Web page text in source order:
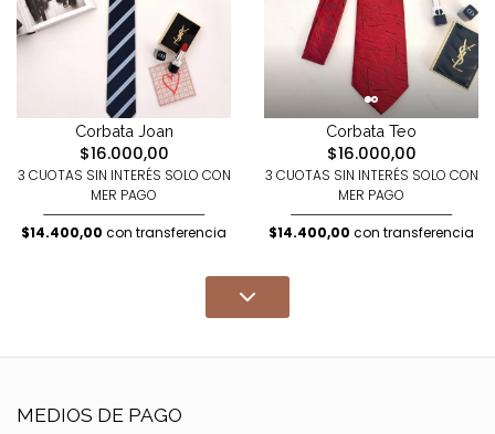
Corbata Joan
$16.000,00
3 CUOTAS SIN INTERÉS SOLO CON
MER PAGO
$14.400,00 con transferencia
Corbata Teo
$16.000,00
3 CUOTAS SIN INTERÉS SOLO CON
MER PAGO
$14.400,00 con transferencia
MEDIOS DE PAGO